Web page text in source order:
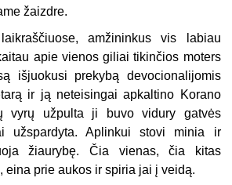
žaizdre.
amžininkus vis labiau
apie vienos giliai tikinčios moters
išjuokusi prekybą devocionalijomis
ir ją neteisingai apkaltino Korano
vyrų užpulta ji buvo vidury gatvės
užspardyta. Aplinkui stovi minia ir
žiaurybę. Čia vienas, čia kitas
eina prie aukos ir spiria jai į veidą.